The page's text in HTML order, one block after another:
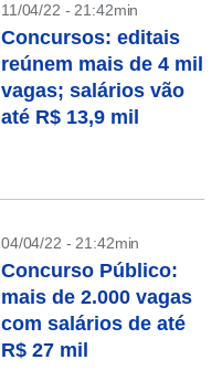
11/04/22 - 21:42min
Concursos: editais
reúnem mais de 4 mil
vagas; salários vão
até R$ 13,9 mil
04/04/22 - 21:42min
Concurso Público:
mais de 2.000 vagas
com salários de até
R$ 27 mil